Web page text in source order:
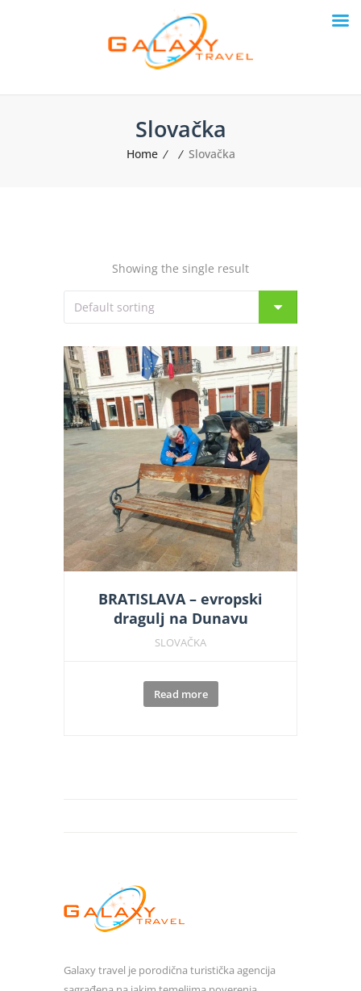
Slovačka
Home Slovačka
Showing the single result
BRATISLAVA – evropski
dragulj na Dunavu
SLOVAČKA
Read more
Galaxy travel je porodična turistička agencija